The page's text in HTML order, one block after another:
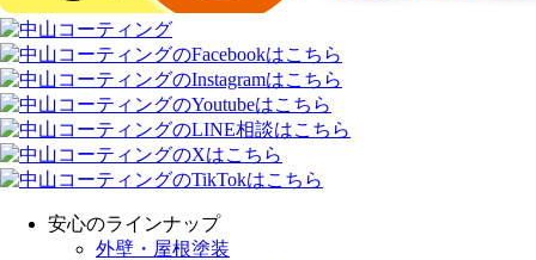
安心のラインナップ
外壁・屋根塗装